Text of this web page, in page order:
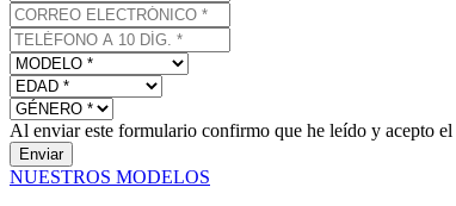
Al enviar este formulario confirmo que he leído y acepto el
Enviar
NUESTROS MODELOS